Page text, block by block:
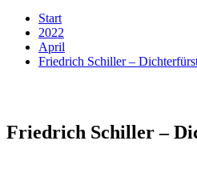
Start
2022
April
Friedrich Schiller –
Friedrich Schiller –